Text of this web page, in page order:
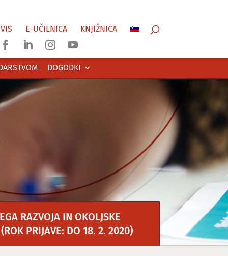
DOGODKI
VIS E-UČILNICA KNJIŽNICA
   
RAZVOJA IN OKOLJSKE
PRIJAVE: DO 18. 2. 2020)